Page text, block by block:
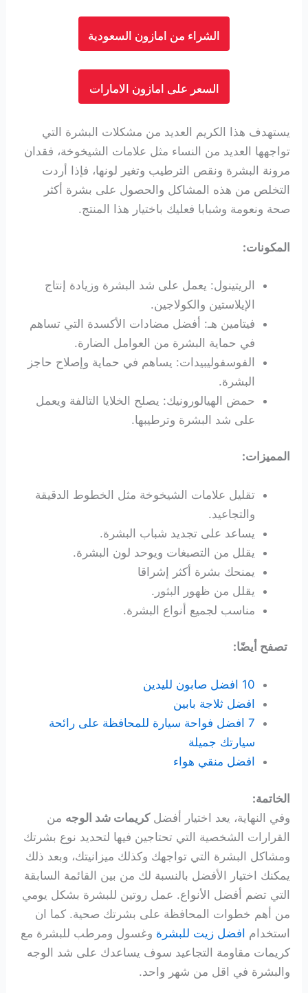
الشراء من امازون السعودية
السعر على امازون الامارات
يستهدف هذا الكريم العديد من مشكلات البشرة التي
تواجهها العديد من النساء مثل علامات الشيخوخة، فقدان
مرونة البشرة ونقص الترطيب وتغير لونها، فإذا أردت
التخلص من هذه المشاكل والحصول على بشرة أكثر
صحة ونعومة وشبابا فعليك باختيار هذا المنتج.
المكونات:
الريتينول: يعمل على شد البشرة وزيادة إنتاج
الإيلاستين والكولاجين.
فيتامين هـ: أفضل مضادات الأكسدة التي تساهم
في حماية البشرة من العوامل الضارة.
الفوسفوليبيدات: يساهم في حماية وإصلاح حاجز
البشرة.
حمض الهيالورونيك: يصلح الخلايا التالفة ويعمل
على شد البشرة وترطيبها.
المميزات:
تقليل علامات الشيخوخة مثل الخطوط الدقيقة
والتجاعيد.
يساعد على تجديد شباب البشرة.
يقلل من التصبغات ويوحد لون البشرة.
يمنحك بشرة أكثر إشراقا
يقلل من ظهور البثور.
مناسب لجميع أنواع البشرة.
تصفح أيضًا:
10 افضل صابون لليدين
افضل ثلاجة بابين
7 افضل فواحة سيارة للمحافظة على رائحة
سيارتك جميلة
افضل منقي هواء
الخاتمة:
وفي النهاية، يعد اختيار أفضلكريمات شد الوجه من
القرارات الشخصية التي تحتاجين فيها لتحديد نوع بشرتك
ومشاكل البشرة التي تواجهك وكذلك ميزانيتك، وبعد ذلك
يمكنك اختيار الأفضل بالنسبة لك من بين القائمة السابقة
التي تضم أفضل الأنواع. عمل روتين للبشرة بشكل يومي
من أهم خطوات المحافظة على بشرتك صحية. كما ان
استخدام افضل زيت للبشرة وغسول ومرطب للبشرة مع
كريمات مقاومة التجاعيد سوف يساعدك على شد الوجه
والبشرة في اقل من شهر واحد.